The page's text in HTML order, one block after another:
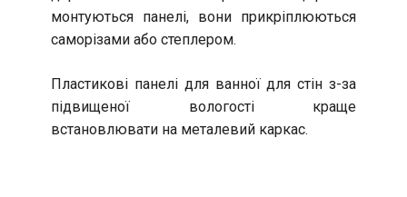
монтуються панелі, вони прикріплюються
саморізами або степлером.
Пластикові панелі для ванної для стін з-за
підвищеної вологості краще
встановлювати на металевий каркас.